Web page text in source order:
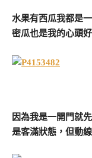
水果有西瓜我都是
密瓜也是我的心頭
因為我是一開門就
是客滿狀態，但動